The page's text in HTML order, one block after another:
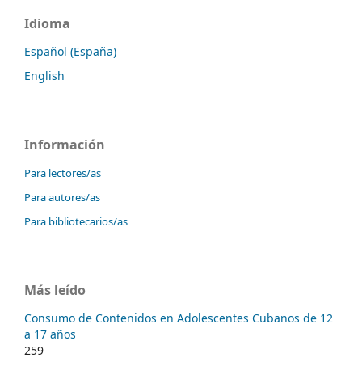
Idioma
Español (España)
English
Información
Para lectores/as
Para autores/as
Para bibliotecarios/as
Más leído
Consumo de Contenidos en Adolescentes Cubanos de 12
a 17 años
259